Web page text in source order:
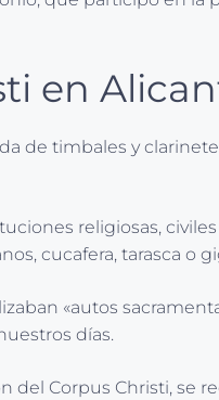
en
de timbales y
religiosas,
cucafera, tarasca o
«autos
días.
del Corpus Christi, se